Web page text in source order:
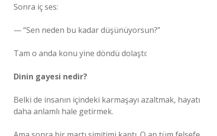
Sonra iç ses:
— “Sen neden bu kadar düşünüyorsun?”
Tam o anda konu yine döndü dolaştı:
Dinin gayesi nedir?
Belki de insanın içindeki karmaşayı azaltmak, hayatı
daha anlamlı hale getirmek.